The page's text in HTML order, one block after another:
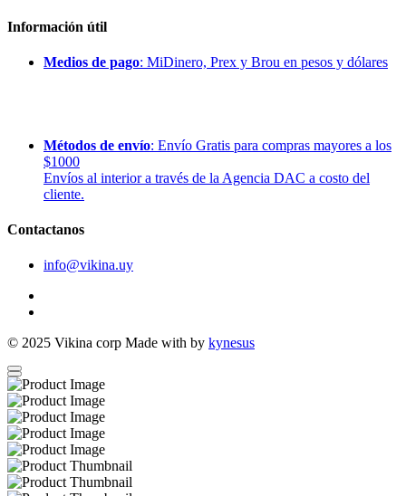
Información útil
Medios de pago: MiDinero, Prex y Brou en pesos y dólares
Métodos de envío: Envío Gratis para compras mayores a los
$1000
Envíos al interior a través de la Agencia DAC a costo del
cliente.
Contactanos
info@vikina.uy
© 2025 Vikina corp Made with by kynesus